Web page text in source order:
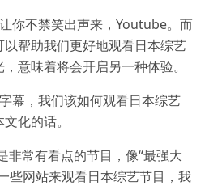
你不禁笑出声来，Youtube。而
帮助我们更好地观看日本综艺
意味着将会开启另一种体验。
幕，我们该如何观看日本综艺
化的话。
非常有看点的节目，像“最强大
些网站来观看日本综艺节目，我